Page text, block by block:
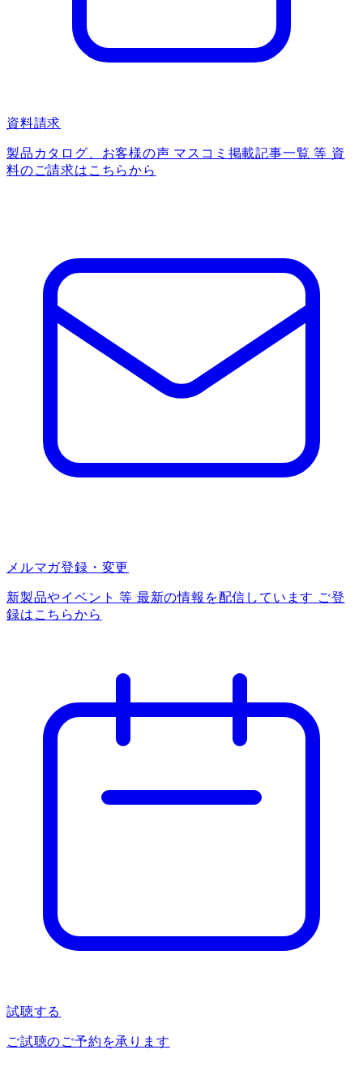
資料請求
製品カタログ、お客様の声 マスコミ掲載記事一覧 等 資
料のご請求はこちらから
メルマガ登録・変更
新製品やイベント 等 最新の情報を配信しています ご登
録はこちらから
試聴する
ご試聴のご予約を承ります